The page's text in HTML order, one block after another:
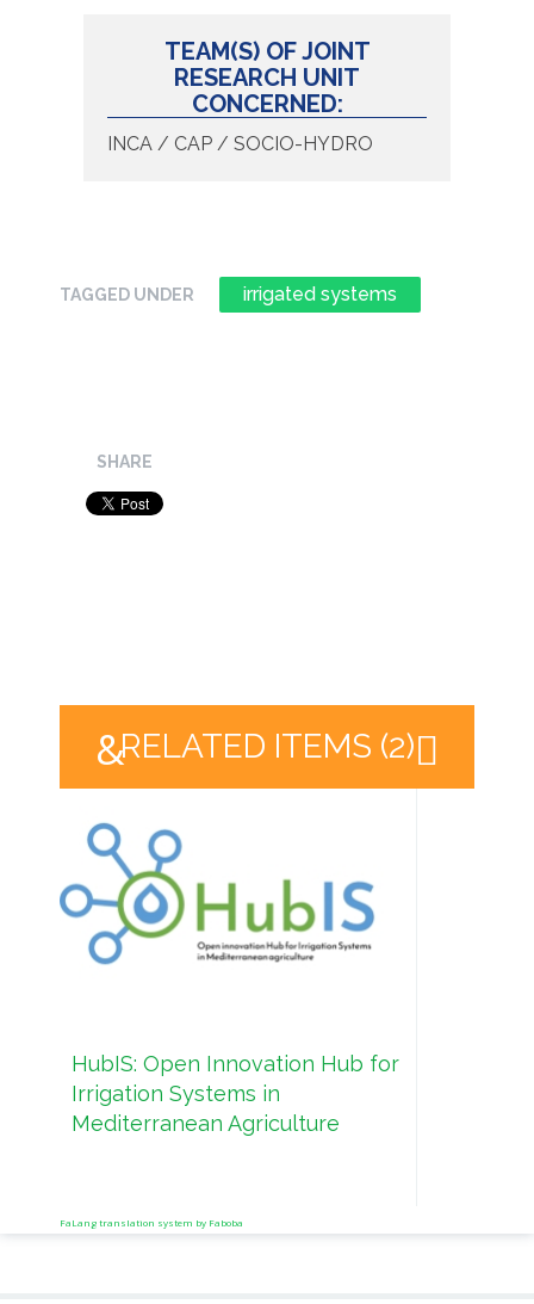
TEAM(S) OF JOINT
RESEARCH UNIT
CONCERNED:
INCA / CAP / SOCIO-HYDRO
TAGGED UNDER irrigated systems
SHARE
RELATED ITEMS (2)
HubIS: Open Innovation Hub for
Irrigation Systems in
Mediterranean Agriculture
FaLang translation system by Faboba